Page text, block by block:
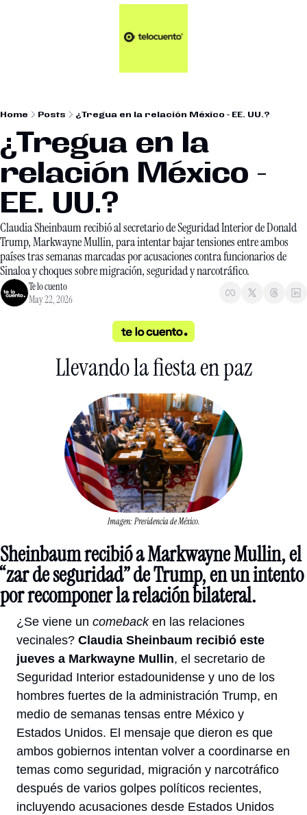
Artículos 📑
Plus 💎
Entretenimiento🥤
Home Posts ¿Tregua en la relación México - EE. UU.?
¿Tregua en la
relación México -
EE. UU.?
Claudia Sheinbaum recibió al secretario de Seguridad Interior de Donald
Trump, Markwayne Mullin, para intentar bajar tensiones entre ambos
países tras semanas marcadas por acusaciones contra funcionarios de
Sinaloa y choques sobre migración, seguridad y narcotráfico.
Te lo cuento
May 22, 2026
Llevando la fiesta en paz
Imagen: Presidencia de México.
Sheinbaum recibió a Markwayne Mullin, el
“zar de seguridad” de Trump, en un intento
por recomponer la relación bilateral.
¿Se viene un comeback en las relaciones
vecinales? Claudia Sheinbaum recibió este
jueves a Markwayne Mullin, el secretario de
Seguridad Interior estadounidense y uno de los
hombres fuertes de la administración Trump, en
medio de semanas tensas entre México y
Estados Unidos. El mensaje que dieron es que
ambos gobiernos intentan volver a coordinarse en
temas como seguridad, migración y narcotráfico
después de varios golpes políticos recientes,
incluyendo acusaciones desde Estados Unidos